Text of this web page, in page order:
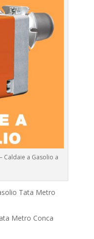
Caldaie a Gasolio a
Tata Metro
Metro Conca